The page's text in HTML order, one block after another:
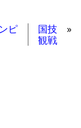
ピ
国技
観戦
»